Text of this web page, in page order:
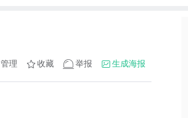
管理 收藏 举报 生成海报